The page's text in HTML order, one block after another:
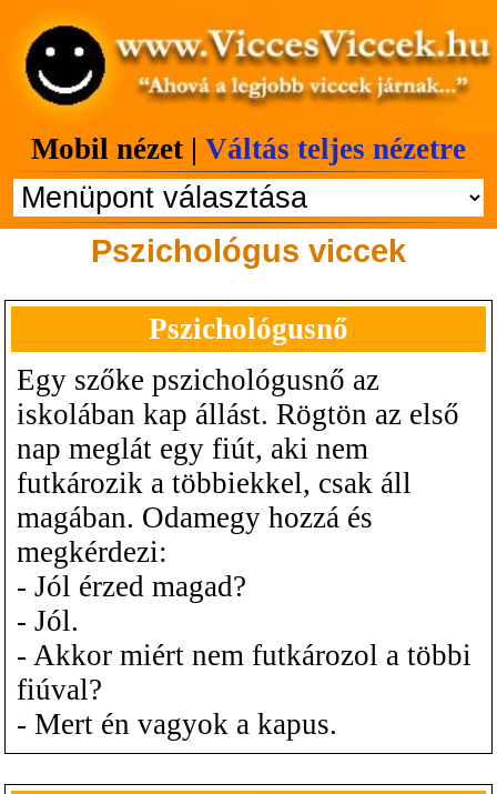
Mobil nézet | Váltás teljes nézetre
Pszichológus viccek
Pszichológusnő
Egy szőke pszichológusnő az
iskolában kap állást. Rögtön az első
nap meglát egy fiút, aki nem
futkározik a többiekkel, csak áll
magában. Odamegy hozzá és
megkérdezi:
- Jól érzed magad?
- Jól.
- Akkor miért nem futkározol a többi
fiúval?
- Mert én vagyok a kapus.